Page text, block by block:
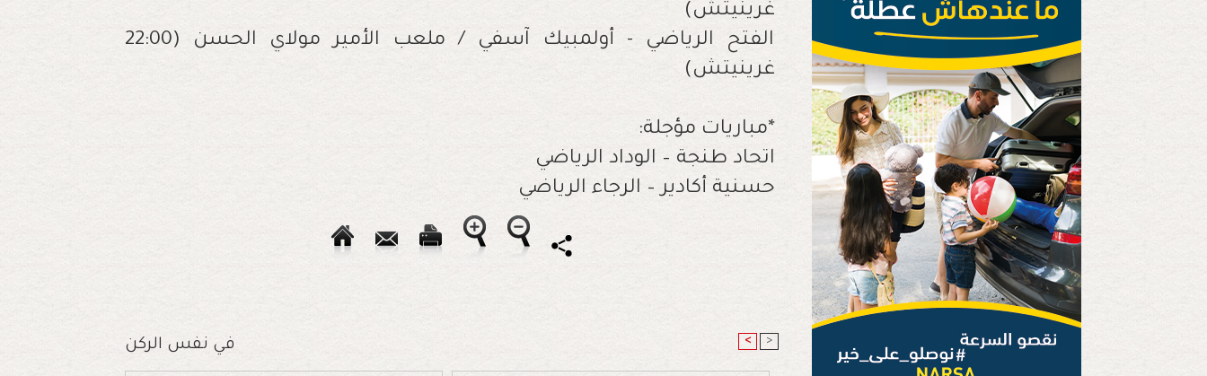
غرينيتش)
الفتح الرياضي - أولمبيك آسفي / ملعب الأمير مولاي الحسن (22:00
غرينيتش)
*مباريات مؤجلة:
اتحاد طنجة – الوداد الرياضي
حسنية أكادير – الرجاء الرياضي
في نفس الركن < >